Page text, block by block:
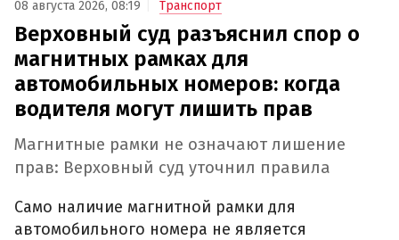
08 августа 2026, 08:19 Транспорт
Верховный суд разъяснил спор о
магнитных рамках для
автомобильных номеров: когда
водителя могут лишить прав
Магнитные рамки не означают лишение
прав: Верховный суд уточнил правила
Само наличие магнитной рамки для
автомобильного номера не является